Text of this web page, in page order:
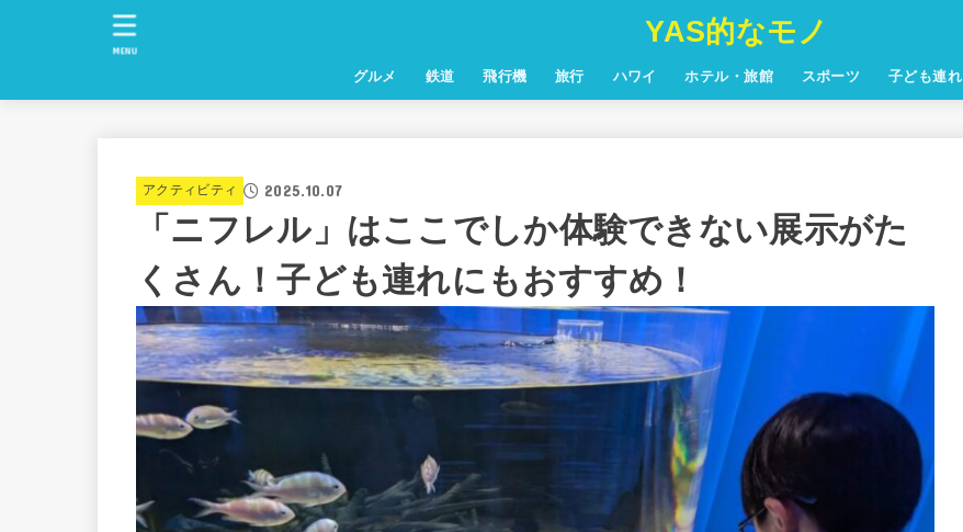
YAS的なモノ
グルメ 鉄道 飛行機 旅行 ハワイ ホテル・旅館 スポーツ 子ども連れ
MENU
アクティビティ 2025.10.07
「ニフレル」はここでしか体験できない展示がた
くさん！子ども連れにもおすすめ！